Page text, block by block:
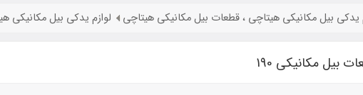
یدکی بیل مکانیکی هیتاچی ، قطعات بیل مکانیکی هیتاچی لوازم یدکی بیل مکانیکی هیتاچی 190 ، قطعات بیل